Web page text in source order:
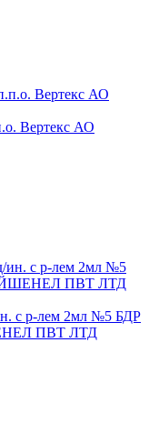
Вертекс АО
с р-лем 2мл №5 БДР
ПВТ ЛТД